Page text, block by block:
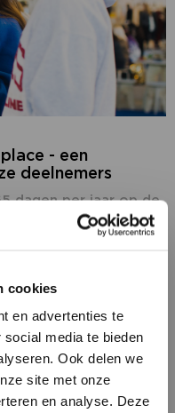
cookies
en advertenties te
media te bieden
Ook delen we
site met onze
en analyse. Deze
- een
deelnemers
dagen per jaar op de
ons nieuws,
In de